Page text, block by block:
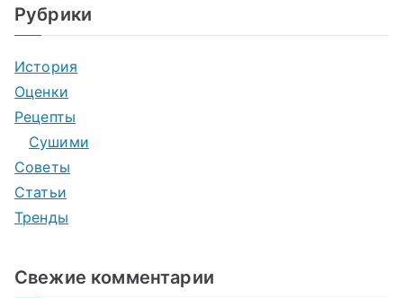
Рубрики
История
Оценки
Рецепты
Сушими
Советы
Статьи
Тренды
Свежие комментарии